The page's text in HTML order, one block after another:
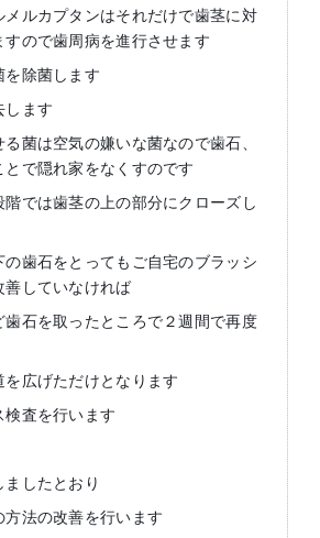
メルカプタンはそれだけで歯茎に対
すので歯周病を進行させます
を除菌します
します
菌は空気の嫌いな菌なので歯石、
で隠れ家をなくすのです
階では歯茎の上の部分にクローズし
の歯石をとってもご自宅のブラッシ
善していなければ
歯石を取ったところで２週間で再度
広げただけとなります
検査を行います
したとおり
法の改善を行います